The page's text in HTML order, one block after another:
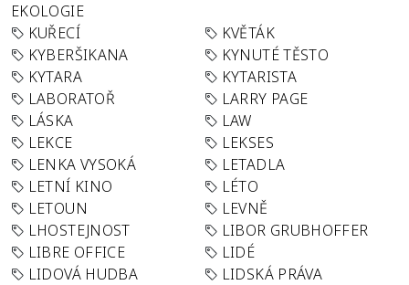
EKOLOGIE
KUŘECÍ
KVĚTÁK
KYBERŠIKANA
KYNUTÉ TĚSTO
KYTARA
KYTARISTA
LABORATOŘ
LARRY PAGE
LÁSKA
LAW
LEKCE
LEKSES
LENKA VYSOKÁ
LETADLA
LETNÍ KINO
LÉTO
LETOUN
LEVNĚ
LHOSTEJNOST
LIBOR GRUBHOFFER
LIBRE OFFICE
LIDÉ
LIDOVÁ HUDBA
LIDSKÁ PRÁVA